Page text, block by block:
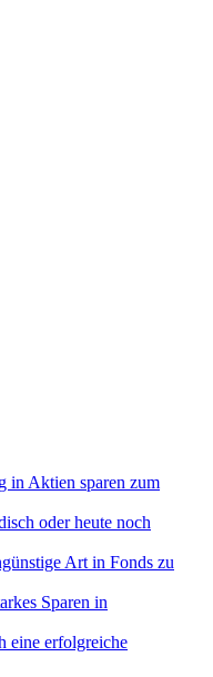
in Aktien sparen zum
oder heute noch
Art in Fonds zu
Sparen in
eine erfolgreiche